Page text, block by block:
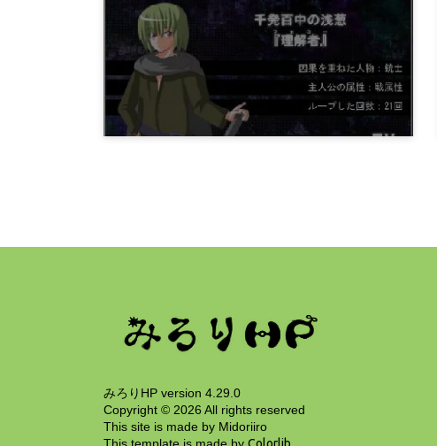
フリーゲーム『魔法少女』
12年前
みろりHP version 4.29.0
Copyright © 2026 All rights reserved
This site is made by Midoriiro